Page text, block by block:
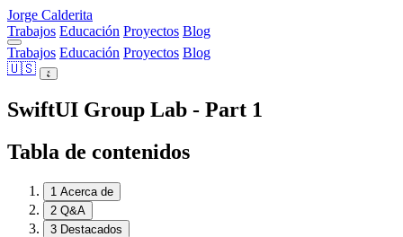
Jorge Calderita
Trabajos Educación Proyectos Blog
Trabajos Educación Proyectos Blog
🇺🇸
SwiftUI Group Lab - Part 1
Tabla de contenidos
1 Acerca de
2 Q&A
3 Destacados